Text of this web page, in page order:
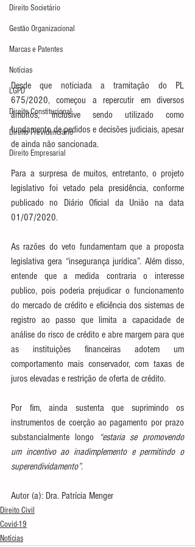
Direito Societário
Gestão Organizacional
Marcas e Patentes
Notícias
LGPD
Direito Constitucional
Direito Previdenciário
Direito Empresarial
Desde que noticiada a tramitação do PL
675/2020, começou a repercutir em diversos
âmbitos, inclusive sendo utilizado como
fundamento de pedidos e decisões judiciais, apesar
de ainda não sancionada.
Para a surpresa de muitos, entretanto, o projeto
legislativo foi vetado pela presidência, conforme
publicado no Diário Oficial da União na data
01/07/2020.
As razões do veto fundamentam que a proposta
legislativa gera “insegurança jurídica”. Além disso,
entende que a medida contraria o interesse
publico, pois poderia prejudicar o funcionamento
do mercado de crédito e eficiência dos sistemas de
registro ao passo que limita a capacidade de
análise do risco de crédito e abre margem para que
as instituições financeiras adotem um
comportamento mais conservador, com taxas de
juros elevadas e restrição de oferta de crédito.
Por fim, ainda sustenta que suprimindo os
instrumentos de coerção ao pagamento por prazo
substancialmente longo
“estaria se promovendo
um incentivo ao inadimplemento e permitindo o
superendividamento”.
Autor (a): Dra. Patrícia Menger
Direito Civil
Covid-19
Notícias